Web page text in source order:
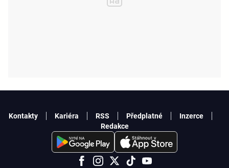
Kontakty Kariéra RSS Předplatné
Inzerce
Redakce